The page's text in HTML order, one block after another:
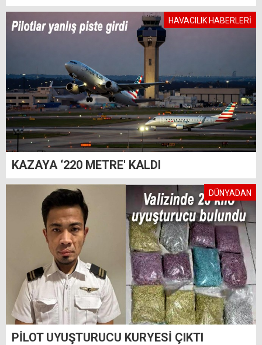
HAVACILIK HABERLERİ
KAZAYA ‘220 METRE' KALDI
DÜNYADAN
PİLOT UYUŞTURUCU KURYESİ ÇIKTI